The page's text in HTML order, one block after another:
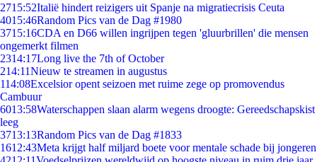
2715:52Italië hindert reizigers uit Spanje na migratiecrisis Ceuta
4015:46Random Pics van de Dag #1980
3715:16CDA en D66 willen ingrijpen tegen 'gluurbrillen' die mensen
ongemerkt filmen
2314:17Long live the 7th of October
214:11Nieuw te streamen in augustus
114:08Excelsior opent seizoen met ruime zege op promovendus
Cambuur
6013:58Waterschappen slaan alarm wegens droogte: Gereedschapskist
leeg
3713:13Random Pics van de Dag #1833
1612:43Meta krijgt half miljard boete voor mentale schade bij jongeren